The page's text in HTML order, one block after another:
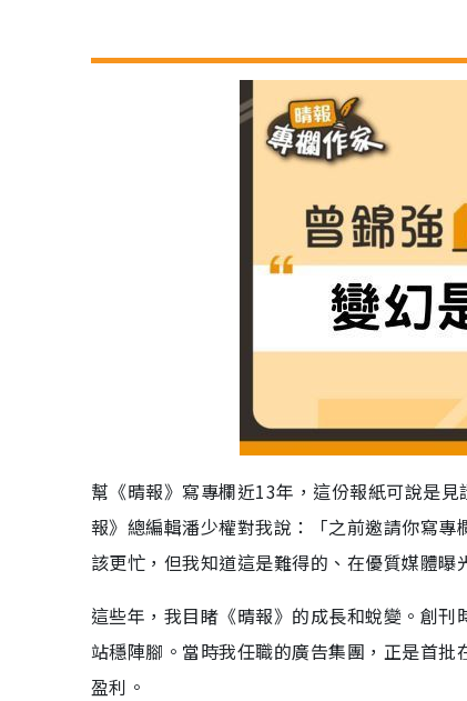
幫《晴報》寫專欄近13年，這份報紙可說是
報》總編輯潘少權對我說：「之前邀請你寫
該更忙，但我知道這是難得的、在優質媒體曝
這些年，我目睹《晴報》的成長和蛻變。創
站穩陣腳。當時我任職的廣告集團，正是首
盈利。